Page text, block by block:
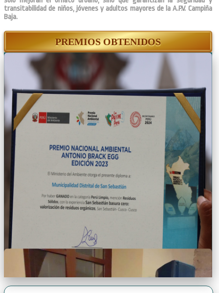
transitabilidad de niños, jóvenes y adultos mayores de la A.P.V. Campiña
Baja.
PREMIOS OBTENIDOS